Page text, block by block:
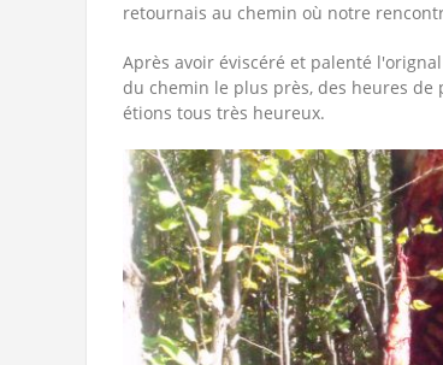
retournais au chemin où notre
Après avoir éviscéré et palenté
du chemin le plus près, des heures
étions tous très heureux.